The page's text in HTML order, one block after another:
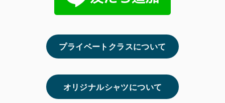
プライベートクラスについて
オリジナルシャツについて